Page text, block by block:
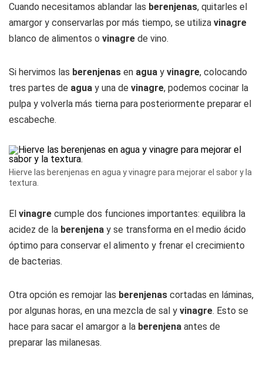
Cuando necesitamos ablandar las berenjenas, quitarles el
amargor y conservarlas por más tiempo, se utiliza vinagre
blanco de alimentos o vinagre de vino.
Si hervimos las berenjenas en agua y vinagre, colocando
tres partes de agua y una de vinagre, podemos cocinar la
pulpa y volverla más tierna para posteriormente preparar el
escabeche.
Hierve las berenjenas en agua y vinagre para mejorar el sabor y la
textura.
El vinagre cumple dos funciones importantes: equilibra la
acidez de la berenjena y se transforma en el medio ácido
óptimo para conservar el alimento y frenar el crecimiento
de bacterias.
Otra opción es remojar las berenjenas cortadas en láminas,
por algunas horas, en una mezcla de sal y vinagre. Esto se
hace para sacar el amargor a la berenjena antes de
preparar las milanesas.